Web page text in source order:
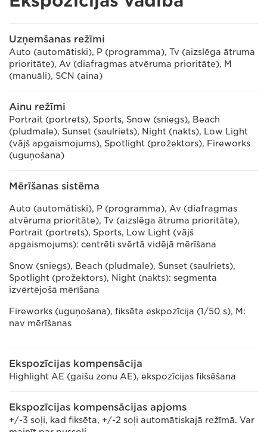
Uzņemšanas režīmi
Auto (automātiski), P (programma), Tv (aizslēga ātruma
prioritāte), Av (diafragmas atvēruma prioritāte), M
(manuāli), SCN (aina)
Ainu režīmi
Portrait (portrets), Sports, Snow (sniegs), Beach
(pludmale), Sunset (saulriets), Night (nakts), Low Light
(vājš apgaismojums), Spotlight (prožektors), Fireworks
(uguņošana)
Mērīšanas sistēma
Auto (automātiski), P (programma), Av (diafragmas
atvēruma prioritāte), Tv (aizslēga ātruma prioritāte),
Portrait (portrets), Sports, Low Light (vājš
apgaismojums): centrēti svērtā vidējā mērīšana
Snow (sniegs), Beach (pludmale), Sunset (saulriets),
Spotlight (prožektors), Night (nakts): segmenta
izvērtējošā mērīšana
Fireworks (uguņošana), fiksēta eskpozīcija (1/50 s), M:
nav mērīšanas
Ekspozīcijas kompensācija
Highlight AE (gaišu zonu AE), ekspozīcijas fiksēšana
Ekspozīcijas kompensācijas apjoms
+/-3 soļi, kad fiksēta, +/-2 soļi automātiskajā režīmā. Var